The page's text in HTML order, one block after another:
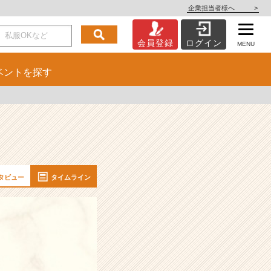
企業担当者様へ >
会員登録 ログイン MENU
ント を探す
ビュー タイムライン